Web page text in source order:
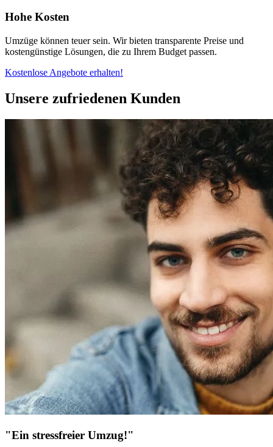
Hohe Kosten
Umzüge können teuer sein. Wir bieten transparente Preise und
kostengünstige Lösungen, die zu Ihrem Budget passen.
Kostenlose Angebote erhalten!
Unsere zufriedenen Kunden
"Ein stressfreier Umzug!"